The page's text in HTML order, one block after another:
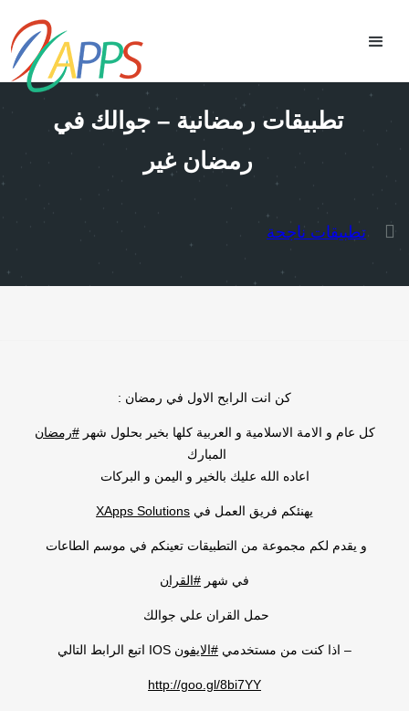
تطبيقات رمضانية – جوالك في
رمضان غير
تطبيقات ناجحة
كن انت الرابح الاول في رمضان :
كل عام و الامة الاسلامية و العربية كلها بخير بحلول شهر‫#‏رمضان‬
المبارك
اعاده الله عليك بالخير و اليمن و البركات
يهنئكم فريق العمل في XApps Solutions
و يقدم لكم مجموعة من التطبيقات تعينكم في موسم الطاعات
في شهر ‫#‏القران‬
حمل القران علي جوالك
– اذا كنت من مستخدمي ‫#‏الايفون‬
http://goo.gl/8bi7YY